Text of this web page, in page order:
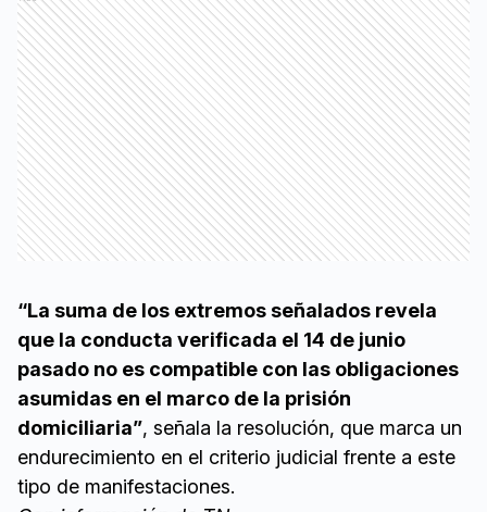
“La suma de los extremos señalados revela
que la conducta verificada el 14 de junio
pasado no es compatible con las obligaciones
asumidas en el marco de la prisión
domiciliaria”, señala la resolución, que marca un
endurecimiento en el criterio judicial frente a este
tipo de manifestaciones.